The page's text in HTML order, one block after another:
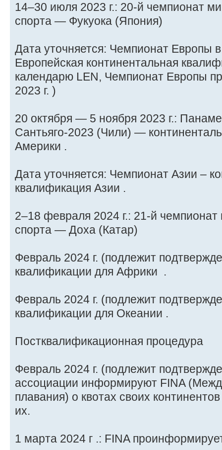
14–30 июля 2023 г.: 20-й чемпионат
спорта — Фукуока (Япония)
Дата уточняется: Чемпионат Европы
Европейская континентальная
календарю LEN, Чемпионат Европы
2023 г. )
20 октября — 5 ноября 2023 г.:
Сантьяго-2023 (Чили) —
Америки .
Дата уточняется: Чемпионат Азии –
квалификация Азии .
2–18 февраля 2024 г.: 21-й
спорта — Доха (Катар)
Февраль 2024 г. (подлежит
квалификации для Африки .
Февраль 2024 г. (подлежит
квалификации для Океании .
Постквалификационная процедура
Февраль 2024 г. (подлежит
ассоциации информируют FINA
плавания) о квотах своих
их.
1 марта 2024 г .: FINA